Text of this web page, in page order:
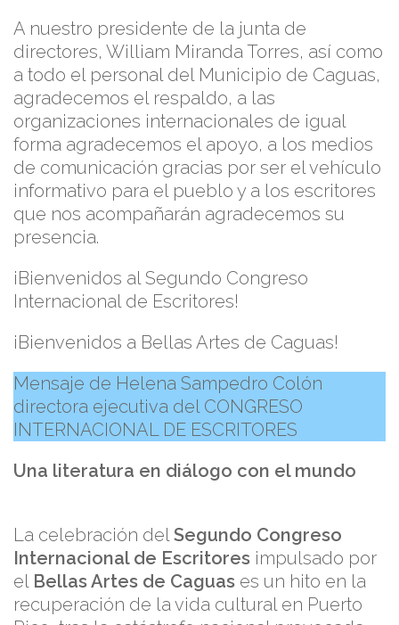
A nuestro presidente de la junta de
directores, William Miranda Torres, así como
a todo el personal del Municipio de Caguas,
agradecemos el respaldo, a las
organizaciones internacionales de igual
forma agradecemos el apoyo, a los medios
de comunicación gracias por ser el vehículo
informativo para el pueblo y a los escritores
que nos acompañarán agradecemos su
presencia.
¡Bienvenidos al Segundo Congreso
Internacional de Escritores!
¡Bienvenidos a Bellas Artes de Caguas!
Mensaje de Helena Sampedro Colón
directora ejecutiva del CONGRESO
INTERNACIONAL DE ESCRITORES
Una literatura en diálogo con el mundo
La celebración delSegundo Congreso
Internacional de Escritores impulsado por
el Bellas Artes de Caguas es un hito en la
recuperación de la vida cultural en Puerto